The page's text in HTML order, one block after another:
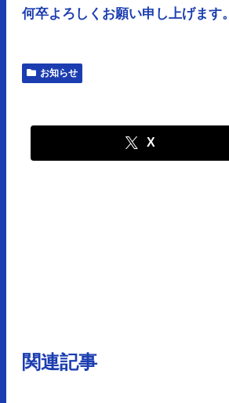
何卒よろしくお願い申し上げます。
お知らせ
X
関連記事